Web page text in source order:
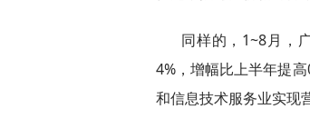
同样的，1~8月，
4%，增幅比上半年提
和信息技术服务业实现